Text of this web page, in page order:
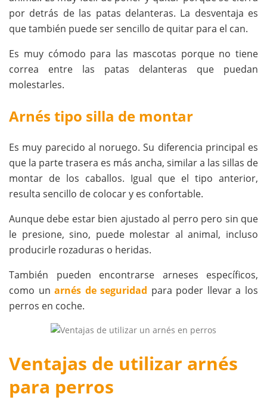
por detrás de las patas delanteras. La desventaja es
que también puede ser sencillo de quitar para el can.
Es muy cómodo para las mascotas porque no tiene
correa entre las patas delanteras que puedan
molestarles.
Arnés tipo silla de montar
Es muy parecido al noruego. Su diferencia principal es
que la parte trasera es más ancha, similar a las sillas de
montar de los caballos. Igual que el tipo anterior,
resulta sencillo de colocar y es confortable.
Aunque debe estar bien ajustado al perro pero sin que
le presione, sino, puede molestar al animal, incluso
producirle rozaduras o heridas.
También pueden encontrarse arneses específicos,
como unarnés de seguridad para poder llevar a los
perros en coche.
Ventajas de utilizar arnés
para perros